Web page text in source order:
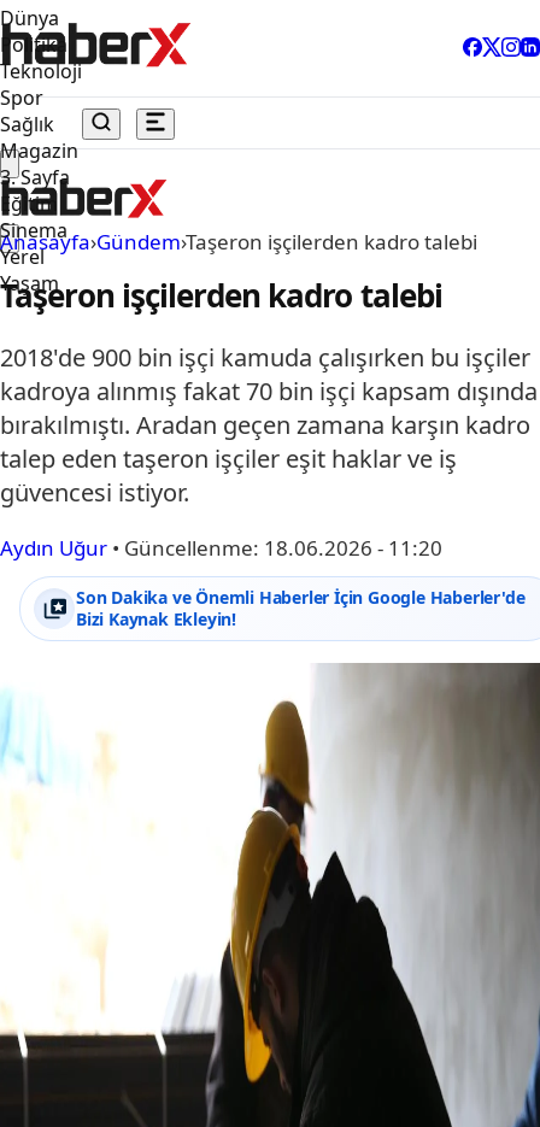
Dünya
Politika
Teknoloji
Spor
Sağlık
Magazin
3. Sayfa
Eğitim
Sinema
Yerel
Yaşam
Anasayfa›Gündem›Taşeron işçilerden kadro talebi
Taşeron işçilerden kadro talebi
2018'de 900 bin işçi kamuda çalışırken bu işçiler
kadroya alınmış fakat 70 bin işçi kapsam dışında
bırakılmıştı. Aradan geçen zamana karşın kadro
talep eden taşeron işçiler eşit haklar ve iş
güvencesi istiyor.
Aydın Uğur • Güncellenme: 18.06.2026 - 11:20
Son Dakika ve Önemli Haberler İçin Google Haberler'de
Bizi Kaynak Ekleyin!